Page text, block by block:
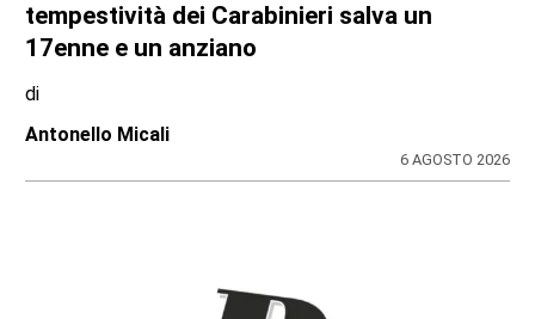
tempestività dei Carabinieri salva un
17enne e un anziano
di
Antonello Micali
6 AGOSTO 2026